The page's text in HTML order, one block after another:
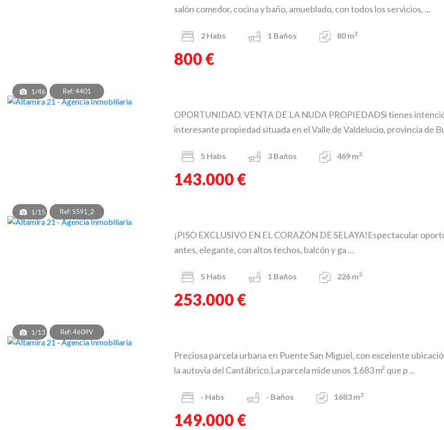
salón comedor, cocina y baño, amueblado, con todos los servicios, ...
2 Habs 1 Baños 80 m2
800 €
1/46 Ref: 4401
OPORTUNIDAD. VENTA DE LA NUDA PROPIEDADSi tienes
interesante propiedad situada en el Valle de Valdelucio, provincia de
5 Habs 3 Baños 469 m2
143.000 €
1/15 Ref: S591_2
¡PISO EXCLUSIVO EN EL CORAZÓN DE SELAYA!Espectacular
antes, elegante, con altos techos, balcón y ga ...
5 Habs 1 Baños 226 m2
253.000 €
1/13 Ref: 4609V
Preciosa parcela urbana en Puente San Miguel, con excelente
la autovía del Cantábrico.La parcela mide unos 1.683 m² que p ...
- Habs - Baños 1683 m2
149.000 €